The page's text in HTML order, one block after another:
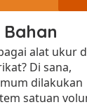
alat ukur
Di sana,
dilakukan
satuan